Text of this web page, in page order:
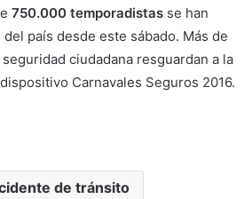
750.000 temporadistas se han
país desde este sábado. Más de
ciudadana resguardan a la
Carnavales Seguros 2016.
de tránsito